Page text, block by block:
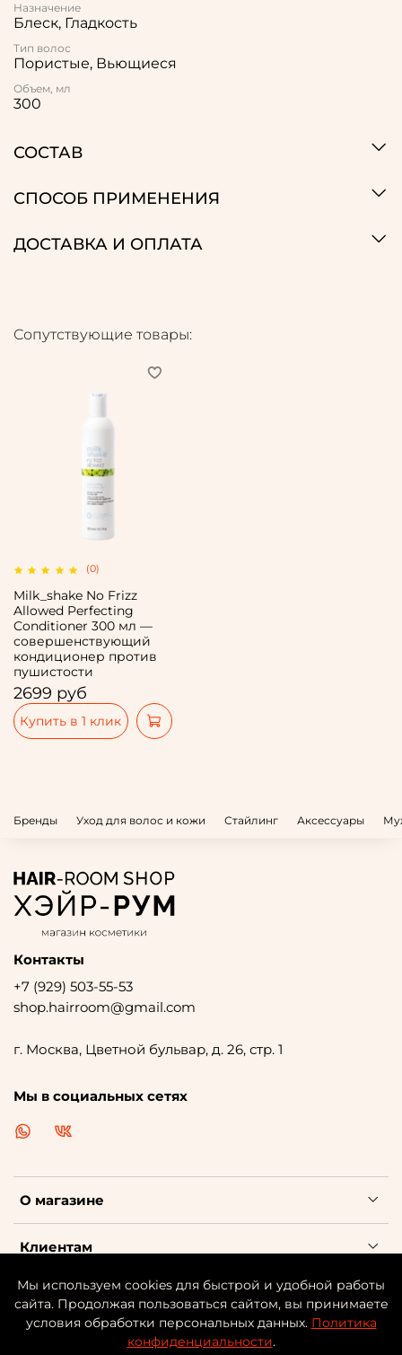
Назначение
Блеск, Гладкость
Тип волос
Пористые, Вьющиеся
Объем, мл
300
СОСТАВ
СПОСОБ ПРИМЕНЕНИЯ
ДОСТАВКА И ОПЛАТА
Сопутствующие товары:
(0)
Milk_shake No Frizz
Allowed Perfecting
Conditioner 300 мл —
совершенствующий
кондиционер против
пушистости
2699 руб
Купить в 1 клик
Бренды Уход для волос и кожи Стайлинг Аксессуары
О магазине
Клиентам
Каталог косметики
Контакты
+7 (929) 503-55-53
shop.hairroom@gmail.com
г. Москва, Цветной бульвар, д. 26, стр. 1
Мы в социальных сетях
-ROOM | ИНН: 701708809992 | ОГРНИП:
Мы используем cookies для быстрой и удобной работы
сайта. Продолжая пользоваться сайтом, вы принимаете
условия обработки персональных данных. Политика
конфиденциальности.